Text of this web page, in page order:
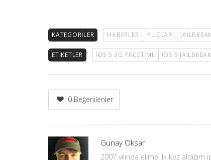
KATEGORILER HABERLER İPUÇLARI JAILBREAK
ETIKETLER IOS 5 3G FACETIME IOS 5
0 Beğenilenler
Yazar
Gunay Oksar
2007 yılında elime ilk kez